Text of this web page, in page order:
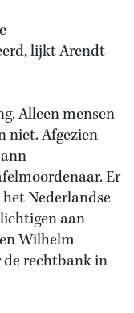
lijkt Arendt
Alleen mensen
niet. Afgezien
Er
Nederlandse
aan
Wilhelm
de rechtbank in